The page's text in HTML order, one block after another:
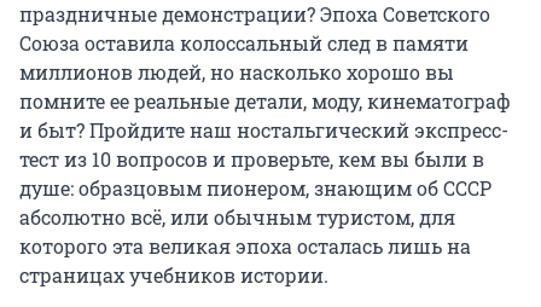
праздничные демонстрации? Эпоха Советского
Союза оставила колоссальный след в памяти
миллионов людей, но насколько хорошо вы
помните ее реальные детали, моду, кинематограф
и быт? Пройдите наш ностальгический экспресс-
тест из 10 вопросов и проверьте, кем вы были в
душе: образцовым пионером, знающим об СССР
абсолютно всё, или обычным туристом, для
которого эта великая эпоха осталась лишь на
страницах учебников истории.